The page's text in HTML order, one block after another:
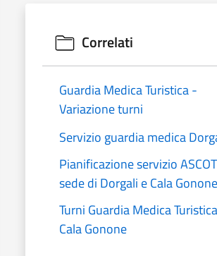
Correlati
Guardia Medica Turistica -
Variazione turni
Servizio guardia medica
Pianificazione servizio ASCOT
sede di Dorgali e Cala Gonone
Turni Guardia Medica
Cala Gonone